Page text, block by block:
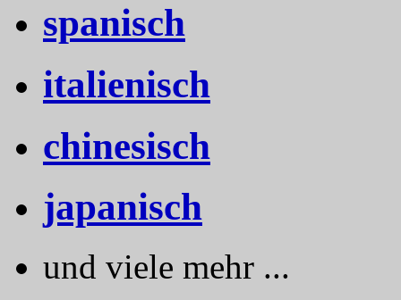
spanisch
italienisch
chinesisch
japanisch
und viele mehr ...